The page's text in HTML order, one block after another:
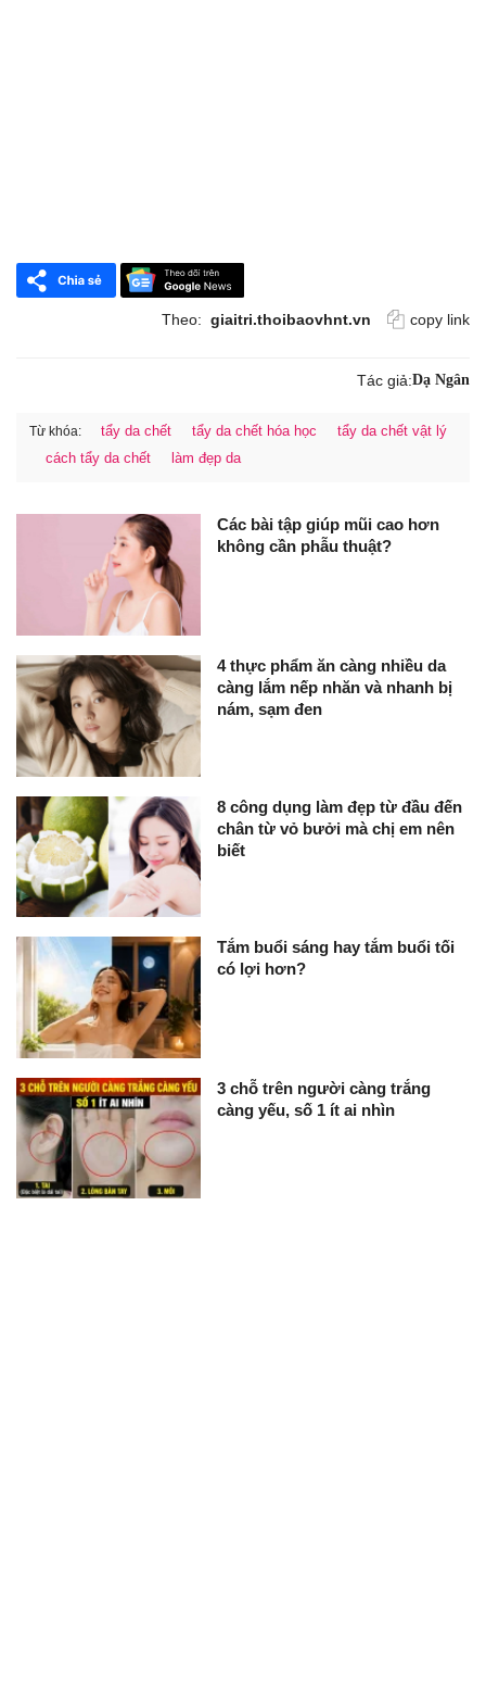
Theo: giaitri.thoibaovhnt.vn copy link
Tác giả:Dạ Ngân
Từ khóa: tẩy da chết tẩy da chết hóa học
tẩy da chết vật lý
cách tẩy da chết
làm đẹp da
Các bài tập giúp mũi cao hơn
không cần phẫu thuật?
4 thực phẩm ăn càng nhiều da
càng lắm nếp nhăn và nhanh bị
nám, sạm đen
8 công dụng làm đẹp từ đầu đến
chân từ vỏ bưởi mà chị em nên
biết
Tắm buổi sáng hay tắm buổi tối
có lợi hơn?
3 chỗ trên người càng trắng
càng yếu, số 1 ít ai nhìn